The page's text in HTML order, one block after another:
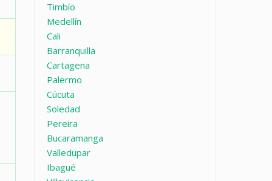
Timbío
Medellín
Cali
Barranquilla
Cartagena
Palermo
Cúcuta
Soledad
Pereira
Bucaramanga
Valledupar
Ibagué